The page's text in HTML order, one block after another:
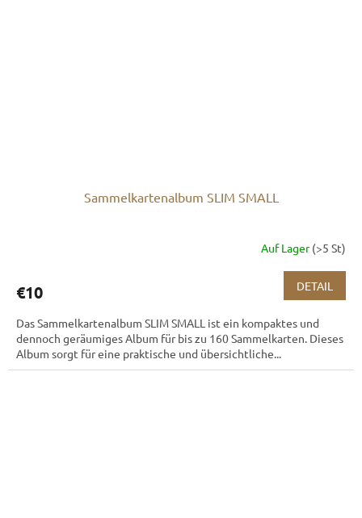
Sammelkartenalbum SLIM SMALL
Auf Lager(>5 St)
€10 DETAIL
Das Sammelkartenalbum SLIM SMALL ist ein kompaktes und
dennoch geräumiges Album für bis zu 160 Sammelkarten. Dieses
Album sorgt für eine praktische und übersichtliche...